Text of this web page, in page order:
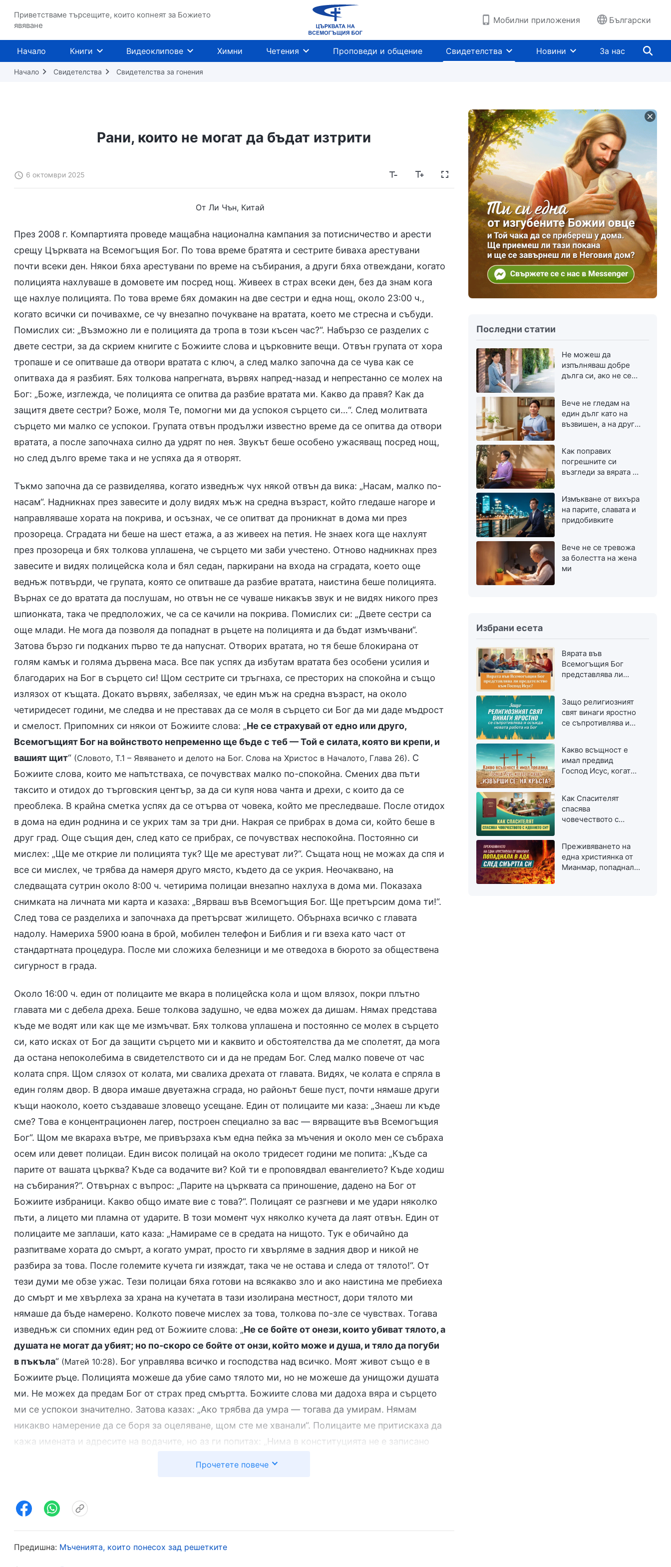
Приветстваме търсещите, които копнеят за Божието
явяване
Мобилни приложения Български
Начало Книги Видеоклипове Химни Четения Проповеди и общение Свидетелства Новини За нас
Начало Свидетелства Свидетелства за гонения
Рани, които не могат да бъдат изтрити
6 октомври 2025
От Ли Чън, Китай
През 2008 г. Компартията проведе мащабна национална кампания за потисничество и арести
срещу Църквата на Всемогъщия Бог. По това време братята и сестрите биваха арестувани
почти всеки ден. Някои бяха арестувани по време на събирания, а други бяха отвеждани, когато
полицията нахлуваше в домовете им посред нощ. Живеех в страх всеки ден, без да знам кога
ще нахлуе полицията. По това време бях домакин на две сестри и една нощ, около 23:00 ч.,
когато всички си почивахме, се чу внезапно почукване на вратата, което ме стресна и събуди.
Помислих си: „Възможно ли е полицията да тропа в този късен час?“. Набързо се разделих с
двете сестри, за да скрием книгите с Божиите слова и църковните вещи. Отвън групата от хора
тропаше и се опитваше да отвори вратата с ключ, а след малко започна да се чува как се
опитваха да я разбият. Бях толкова напрегната, вървях напред-назад и непрестанно се молех на
Бог: „Боже, изглежда, че полицията се опитва да разбие вратата ми. Какво да правя? Как да
защитя двете сестри? Боже, моля Те, помогни ми да успокоя сърцето си…“. След молитвата
сърцето ми малко се успокои. Групата отвън продължи известно време да се опитва да отвори
вратата, а после започнаха силно да удрят по нея. Звукът беше особено ужасяващ посред нощ,
но след дълго време така и не успяха да я отворят.
Тъкмо започна да се развиделява, когато изведнъж чух някой отвън да вика: „Насам, малко по-
насам“. Надникнах през завесите и долу видях мъж на средна възраст, който гледаше нагоре и
направляваше хората на покрива, и осъзнах, че се опитват да проникнат в дома ми през
прозореца. Сградата ни беше на шест етажа, а аз живеех на петия. Не знаех кога ще нахлуят
през прозореца и бях толкова уплашена, че сърцето ми заби учестено. Отново надникнах през
завесите и видях полицейска кола и бял седан, паркирани на входа на сградата, което още
веднъж потвърди, че групата, която се опитваше да разбие вратата, наистина беше полицията.
Върнах се до вратата да послушам, но отвън не се чуваше никакъв звук и не видях никого през
шпионката, така че предположих, че са се качили на покрива. Помислих си: „Двете сестри са
още млади. Не мога да позволя да попаднат в ръцете на полицията и да бъдат измъчвани“.
Затова бързо ги подканих първо те да напуснат. Отворих вратата, но тя беше блокирана от
голям камък и голяма дървена маса. Все пак успях да избутам вратата без особени усилия и
благодарих на Бог в сърцето си! Щом сестрите си тръгнаха, се престорих на спокойна и също
излязох от къщата. Докато вървях, забелязах, че един мъж на средна възраст, на около
четиридесет години, ме следва и не преставах да се моля в сърцето си Бог да ми даде мъдрост
и смелост. Припомних си някои от Божиите слова: „Не се страхувай от едно или друго,
Всемогъщият Бог на войнството непременно ще бъде с теб — Той е силата, която ви крепи, и
вашият щит“ (Словото, Т.1 – Явяването и делото на Бог. Слова на Христос в Началото, Глава 26). С
Божиите слова, които ме напътстваха, се почувствах малко по-спокойна. Смених два пъти
таксито и отидох до търговския център, за да си купя нова чанта и дрехи, с които да се
преоблека. В крайна сметка успях да се отърва от човека, който ме преследваше. После отидох
в дома на един роднина и се укрих там за три дни. Накрая се прибрах в дома си, който беше в
друг град. Още същия ден, след като се прибрах, се почувствах неспокойна. Постоянно си
мислех: „Ще ме открие ли полицията тук? Ще ме арестуват ли?“. Същата нощ не можах да спя и
все си мислех, че трябва да намеря друго място, където да се укрия. Неочаквано, на
следващата сутрин около 8:00 ч. четирима полицаи внезапно нахлуха в дома ми. Показаха
снимката на личната ми карта и казаха: „Вярваш във Всемогъщия Бог. Ще претърсим дома ти!“.
След това се разделиха и започнаха да претърсват жилището. Обърнаха всичко с главата
надолу. Намериха 5900 юана в брой, мобилен телефон и Библия и ги взеха като част от
стандартната процедура. После ми сложиха белезници и ме отведоха в бюрото за обществена
сигурност в града.
Около 16:00 ч. един от полицаите ме вкара в полицейска кола и щом влязох, покри плътно
главата ми с дебела дреха. Беше толкова задушно, че едва можех да дишам. Нямах представа
къде ме водят или как ще ме измъчват. Бях толкова уплашена и постоянно се молех в сърцето
си, като исках от Бог да защити сърцето ми и каквито и обстоятелства да ме сполетят, да мога
да остана непоколебима в свидетелството си и да не предам Бог. След малко повече от час
колата спря. Щом слязох от колата, ми свалиха дрехата от главата. Видях, че колата е спряла в
един голям двор. В двора имаше двуетажна сграда, но районът беше пуст, почти нямаше други
къщи наоколо, което създаваше зловещо усещане. Един от полицаите ми каза: „Знаеш ли къде
сме? Това е концентрационен лагер, построен специално за вас — вярващите във Всемогъщия
Бог“. Щом ме вкараха вътре, ме привързаха към една пейка за мъчения и около мен се събраха
осем или девет полицаи. Един висок полицай на около тридесет години ме попита: „Къде са
парите от вашата църква? Къде са водачите ви? Кой ти е проповядвал евангелието? Къде ходиш
на събирания?“. Отвърнах с въпрос: „Парите на църквата са приношение, дадено на Бог от
Божиите избраници. Какво общо имате вие с това?“. Полицаят се разгневи и ме удари няколко
пъти, а лицето ми пламна от ударите. В този момент чух няколко кучета да лаят отвън. Един от
полицаите ме заплаши, като каза: „Намираме се в средата на нищото. Тук е обичайно да
разпитваме хората до смърт, а когато умрат, просто ги хвърляме в задния двор и никой не
разбира за това. После големите кучета ги изяждат, така че не остава и следа от тялото!“. От
тези думи ме обзе ужас. Тези полицаи бяха готови на всякакво зло и ако наистина ме пребиеха
до смърт и ме хвърлеха за храна на кучетата в тази изолирана местност, дори тялото ми
нямаше да бъде намерено. Колкото повече мислех за това, толкова по-зле се чувствах. Тогава
изведнъж си спомних един ред от Божиите слова: „Не се бойте от онези, които убиват тялото, а
душата не могат да убият; но по-скоро се бойте от онзи, който може и душа, и тяло да погуби
в пъкъла“ (Матей 10:28). Бог управлява всичко и господства над всичко. Моят живот също е в
Божиите ръце. Полицията можеше да убие само тялото ми, но не можеше да унищожи душата
ми. Не можех да предам Бог от страх пред смъртта. Божиите слова ми дадоха вяра и сърцето
ми се успокои значително. Затова казах: „Ако трябва да умра — тогава да умирам. Нямам
никакво намерение да се боря за оцеляване, щом сте ме хванали“. Полицаите ме притискаха да
кажа имената и адресите на водачите, но аз ги попитах: „Нима в конституцията не е записано
зад мен и започна да натиска силно между ребрата ми. Моментално усетих, че сякаш ребрата
като видяха, че няма да говоря, още по-силно натискаха по същите места. Измъчваха ме,
Прочетете повече
Предишна: Мъченията, които понесох зад решетките
Последни статии
Не можеш да
изпълняваш добре
дълга си, ако не се
Вече не гледам на
един дълг като на
възвишен, а на друг
Как поправих
погрешните си
възгледи за вярата в
Измъкване от вихъра
на парите, славата и
придобивките
Вече не се тревожа
за болестта на жена
ми
Избрани есета
Вярата във
Всемогъщия Бог
представлява ли
Защо религиозният
свят винаги яростно
се съпротивлява и
Какво всъщност е
имал предвид
Господ Исус, когато
Как Спасителят
спасява
човечеството с
Преживяването на
една християнка от
Мианмар, попаднала